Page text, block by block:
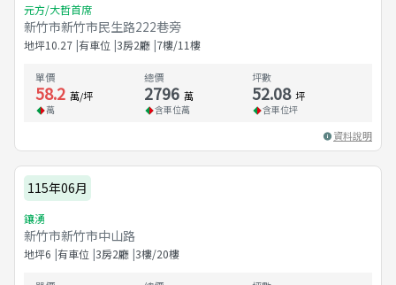
元方/大哲首席
新竹市新竹市民生路222巷旁
地坪10.27 有車位 3房2廳 7樓/11樓
單價
58.2 萬/坪
萬
總價
2796 萬
含車位萬
坪數
52.08 坪
含車位坪
資料說明
115年06月
鑲湧
新竹市新竹市中山路
地坪6 有車位 3房2廳 3樓/20樓